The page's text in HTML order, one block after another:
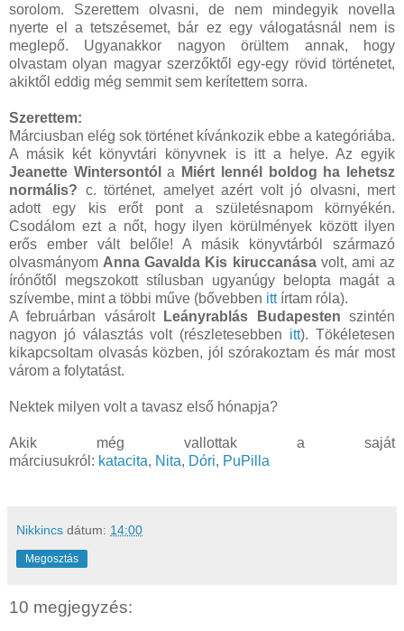
sorolom. Szerettem olvasni, de nem mindegyik novella
nyerte el a tetszésemet, bár ez egy válogatásnál nem is
meglepő. Ugyanakkor nagyon örültem annak, hogy
olvastam olyan magyar szerzőktől egy-egy rövid történetet,
akiktől eddig még semmit sem kerítettem sorra.
Szerettem:
Márciusban elég sok történet kívánkozik ebbe a kategóriába.
A másik két könyvtári könyvnek is itt a helye. Az egyik
Jeanette Wintersontól
a
Miért lennél boldog ha lehetsz
normális? c. történet, amelyet azért volt jó olvasni, mert
adott egy kis erőt pont a születésnapom környékén.
Csodálom ezt a nőt, hogy ilyen körülmények között ilyen
erős ember vált belőle! A másik könyvtárból származó
olvasmányom Anna Gavalda Kis kiruccanásavolt, ami az
írónőtől megszokott stílusban ugyanúgy belopta magát a
szívembe, mint a többi műve (bővebben ittírtam róla).
A februárban vásárolt
Leányrablás Budapesten szintén
nagyon jó választás volt (részletesebben itt). Tökéletesen
kikapcsoltam olvasás közben, jól szórakoztam és már most
várom a folytatást.
Nektek milyen volt a tavasz első hónapja?
Akik még vallottak a saját
márciusukról: katacita, Nita, Dóri, PuPilla
Nikkincs dátum: 14:00
Megosztás
10 megjegyzés: